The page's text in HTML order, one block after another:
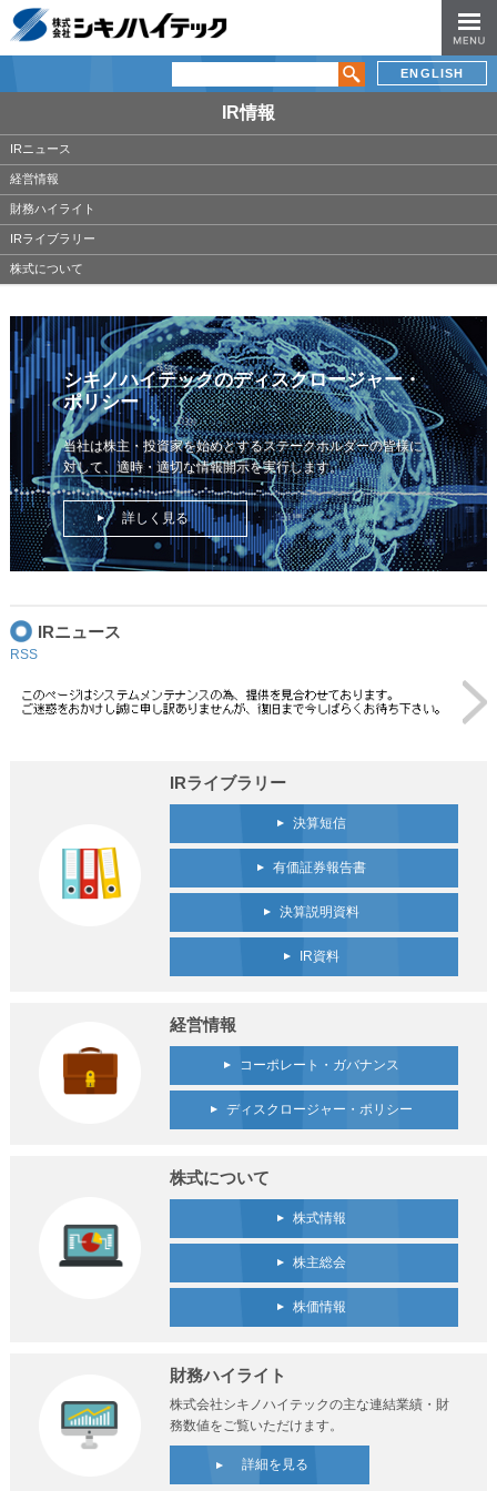
ENGLISH
IR情報
IRニュース
経営情報
財務ハイライト
IRライブラリー
株式について
シキノハイテックのディスクロージャー・
ポリシー
当社は株主・投資家を始めとするステークホルダーの皆様に
対して、 適時・適切な情報開示を実行します。
詳しく見る
IRニュース
RSS
IRライブラリー
決算短信
有価証券報告書
決算説明資料
IR資料
経営情報
コーポレート・ガバナンス
ディスクロージャー・ポリシー
株式について
株式情報
株主総会
株価情報
財務ハイライト
株式会社シキノハイテックの主な連結業績・財
務数値をご覧いただけます。
詳細を見る